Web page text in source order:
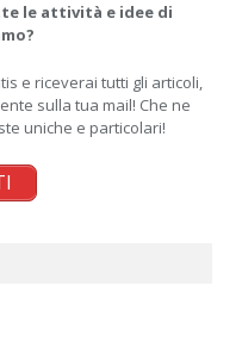
le attività e idee di
e riceverai tutti gli articoli,
sulla tua mail! Che ne
uniche e particolari!